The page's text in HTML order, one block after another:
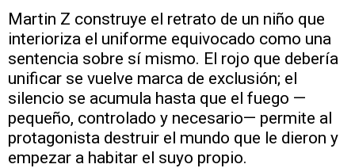
Martin Z construye el retrato de un niño que
interioriza el uniforme equivocado como una
sentencia sobre sí mismo. El rojo que debería
unificar se vuelve marca de exclusión; el
silencio se acumula hasta que el fuego —
pequeño, controlado y necesario— permite al
protagonista destruir el mundo que le dieron y
empezar a habitar el suyo propio.